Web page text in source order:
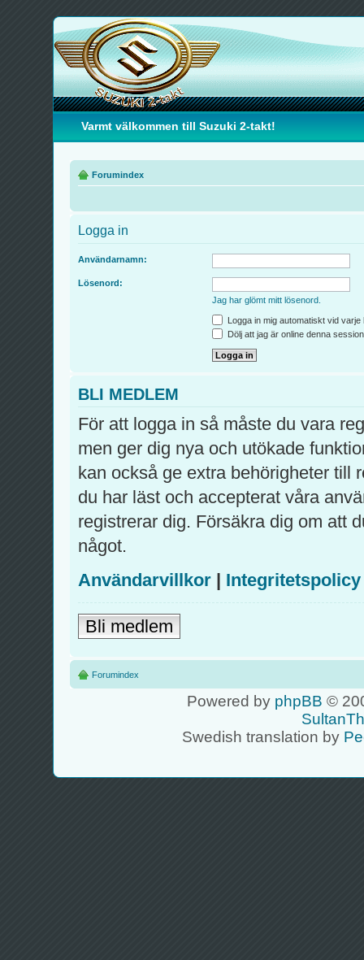
Varmt välkommen till Suzuki 2-takt!
Forumindex
Logga in
Användarnamn:
Lösenord:
Jag har glömt mitt lösenord.
Logga in mig automatiskt vid varje
Dölj att jag är online denna
BLI MEDLEM
För att logga in så måste du vara
men ger dig nya och utökade
kan också ge extra behörigheter till
du har läst och accepterat våra
registrerar dig. Försäkra dig om att
något.
Användarvillkor | Integritetspolicy
Bli medlem
Forumindex
Powered by phpBB ©
Swedish translation by